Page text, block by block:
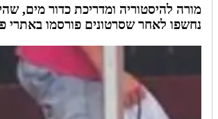
מורה להיסטוריה ומדריכת כדור מים,
נחשפו לאחר שסרטונים פורסמו באתרי